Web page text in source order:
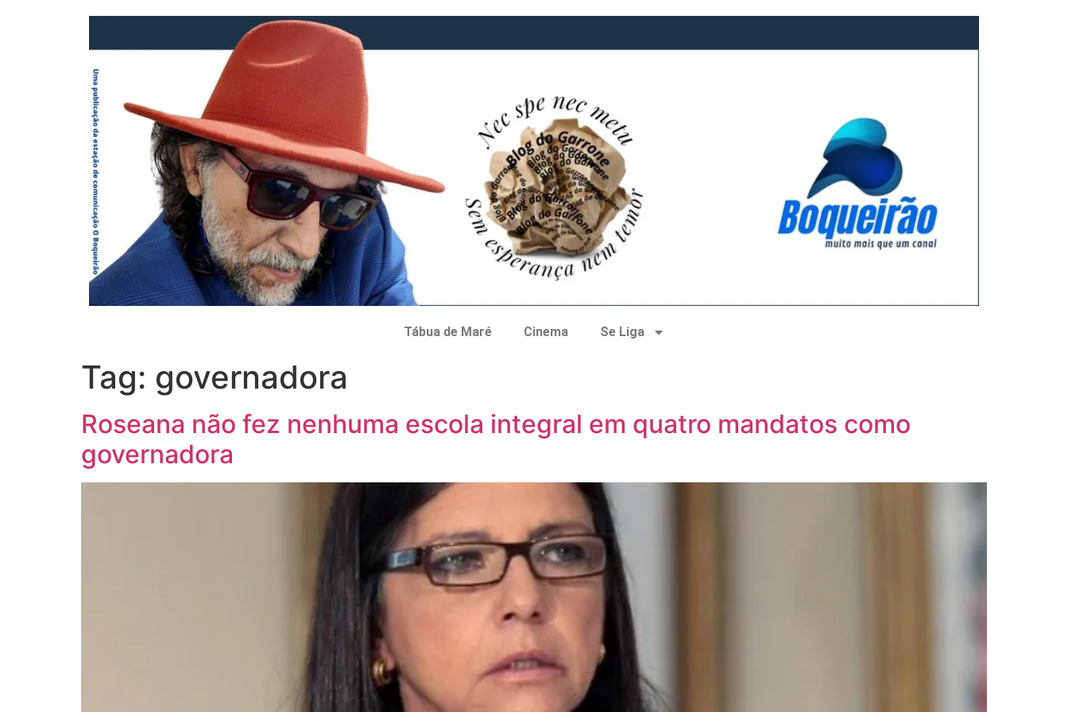
Tábua de Maré Cinema Se Liga
Tag: governadora
Roseana não fez nenhuma escola integral em quatro mandatos como
governadora